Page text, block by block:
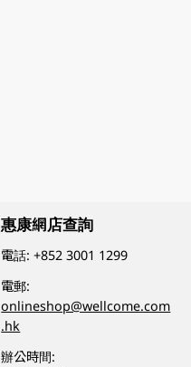
惠康網店查詢
電話:+852 3001 1299
電郵:
onlineshop@wellcome.com
.hk
辦公時間: